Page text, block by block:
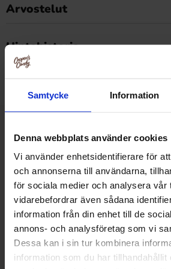
Samtycke Information
Denna webbplats använder cookies
Vi använder enhetsidentifierare för
och annonserna till användarna,
för sociala medier och analysera vår
vidarebefordrar även sådana
information från din enhet till de
annons- och analysföretag som vi
Dessa kan i sin tur kombinera
information som du har tillhandahållit
Arvostelut
Hintahistoria
Alin hinta viimeisten 30 päivän
Muut